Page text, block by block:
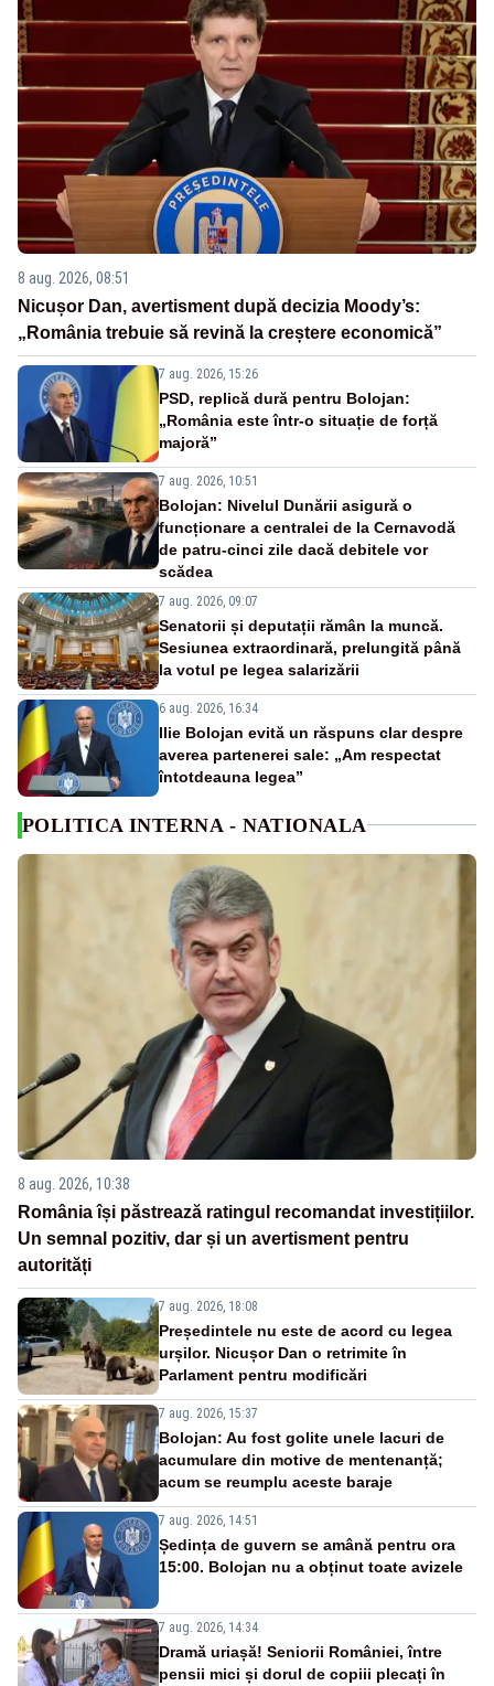
8 aug. 2026, 08:51
Nicușor Dan, avertisment după decizia Moody’s:
„România trebuie să revină la creștere economică”
7 aug. 2026, 15:26
PSD, replică dură pentru Bolojan:
„România este într-o situație de forță
majoră”
7 aug. 2026, 10:51
Bolojan: Nivelul Dunării asigură o
funcționare a centralei de la Cernavodă
de patru-cinci zile dacă debitele vor
scădea
7 aug. 2026, 09:07
Senatorii și deputații rămân la muncă.
Sesiunea extraordinară, prelungită până
la votul pe legea salarizării
6 aug. 2026, 16:34
Ilie Bolojan evită un răspuns clar despre
averea partenerei sale: „Am respectat
întotdeauna legea”
POLITICA INTERNA - NATIONALA
8 aug. 2026, 10:38
România își păstrează ratingul recomandat investițiilor.
Un semnal pozitiv, dar și un avertisment pentru
autorități
7 aug. 2026, 18:08
Președintele nu este de acord cu legea
urșilor. Nicușor Dan o retrimite în
Parlament pentru modificări
7 aug. 2026, 15:37
Bolojan: Au fost golite unele lacuri de
acumulare din motive de mentenanță;
acum se reumplu aceste baraje
7 aug. 2026, 14:51
Ședința de guvern se amână pentru ora
15:00. Bolojan nu a obținut toate avizele
7 aug. 2026, 14:34
Dramă uriașă! Seniorii României, între
pensii mici și dorul de copiii plecați în